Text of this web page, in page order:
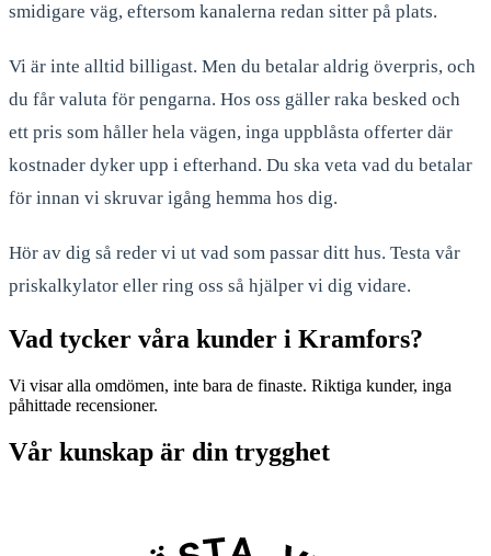
smidigare väg, eftersom kanalerna redan sitter på plats.
Vi är inte alltid billigast. Men du betalar aldrig överpris, och
du får valuta för pengarna. Hos oss gäller raka besked och
ett pris som håller hela vägen, inga uppblåsta offerter där
kostnader dyker upp i efterhand. Du ska veta vad du betalar
för innan vi skruvar igång hemma hos dig.
Hör av dig så reder vi ut vad som passar ditt hus. Testa vår
priskalkylator eller ring oss så hjälper vi dig vidare.
Vad tycker våra kunder i Kramfors?
Vi visar alla omdömen, inte bara de finaste. Riktiga kunder, inga
påhittade recensioner.
Vår kunskap är din trygghet